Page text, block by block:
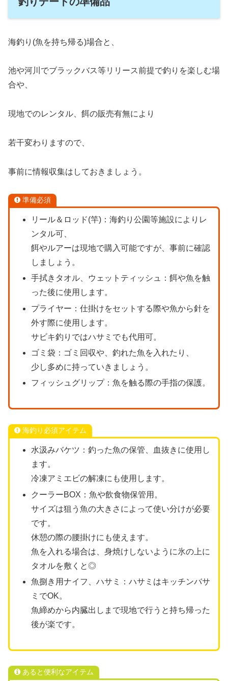
海釣り(魚を持ち帰る)場合と、
池や河川でブラックバス等リリース前提で釣りを楽しむ場
合や、
現地でのレンタル、餌の販売有無により
若干変わりますので、
事前に情報収集はしておきましょう。
準備必須
リール＆ロッド(竿)：海釣り公園等施設によりレ
ンタル可、
餌やルアーは現地で購入可能ですが、事前に確認
しましょう。
手拭きタオル、ウェットティッシュ：餌や魚を触
った後に使用します。
プライヤー：仕掛けをセットする際や魚から針を
外す際に使用します。
サビキ釣りではハサミでも代用可。
ゴミ袋：ゴミ回収や、釣れた魚を入れたり、
少し多めに持っていきましょう。
フィッシュグリップ：魚を触る際の手指の保護。
海釣り必須アイテム
水汲みバケツ：釣った魚の保管、血抜きに使用し
ます。
冷凍アミエビの解凍にも使用します。
クーラーBOX：魚や飲食物保管用。
サイズは狙う魚の大きさによって使い分けが必要
です。
休憩の際の腰掛けにも使えます。
魚を入れる場合は、身焼けしないように氷の上に
タオルを敷くと◎
魚捌き用ナイフ、ハサミ：ハサミはキッチンバサ
ミでOK。
魚締めから内臓出しまで現地で行うと持ち帰った
後が楽です。
あると便利なアイテム